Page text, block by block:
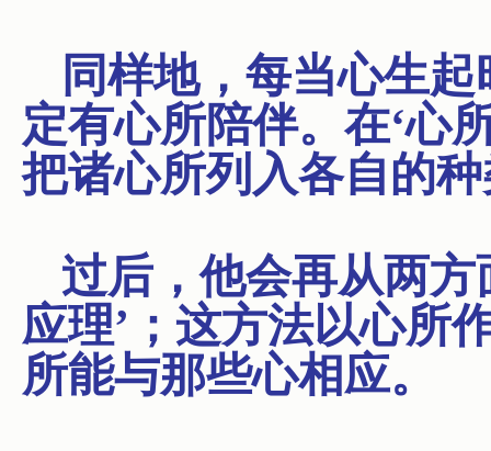
同样地，每当心生
定有心所陪伴。在‘心
把诸心所列入各自的
过后，他会再从两
应理’；这方法以心所
所能与那些心相应。